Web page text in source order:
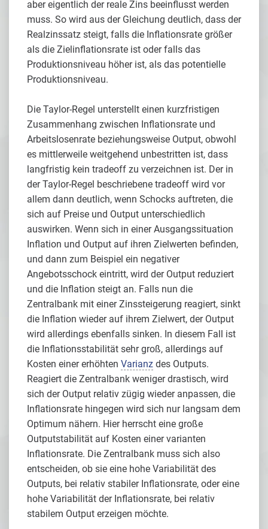
aber eigentlich der reale Zins beeinflusst werden
muss. So wird aus der Gleichung deutlich, dass der
Realzinssatz steigt, falls die Inflationsrate größer
als die Zielinflationsrate ist oder falls das
Produktionsniveau höher ist, als das potentielle
Produktionsniveau.
Die Taylor-Regel unterstellt einen kurzfristigen
Zusammenhang zwischen Inflationsrate und
Arbeitslosenrate beziehungsweise Output, obwohl
es mittlerweile weitgehend unbestritten ist, dass
langfristig kein tradeoff zu verzeichnen ist. Der in
der Taylor-Regel beschriebene tradeoff wird vor
allem dann deutlich, wenn Schocks auftreten, die
sich auf Preise und Output unterschiedlich
auswirken. Wenn sich in einer Ausgangssituation
Inflation und Output auf ihren Zielwerten befinden,
und dann zum Beispiel ein negativer
Angebotsschock eintritt, wird der Output reduziert
und die Inflation steigt an. Falls nun die
Zentralbank mit einer Zinssteigerung reagiert, sinkt
die Inflation wieder auf ihrem Zielwert, der Output
wird allerdings ebenfalls sinken. In diesem Fall ist
die Inflationsstabilität sehr groß, allerdings auf
Kosten einer erhöhten Varianz des Outputs.
Reagiert die Zentralbank weniger drastisch, wird
sich der Output relativ zügig wieder anpassen, die
Inflationsrate hingegen wird sich nur langsam dem
Optimum nähern. Hier herrscht eine große
Outputstabilität auf Kosten einer varianten
Inflationsrate. Die Zentralbank muss sich also
entscheiden, ob sie eine hohe Variabilität des
Outputs, bei relativ stabiler Inflationsrate, oder eine
hohe Variabilität der Inflationsrate, bei relativ
stabilem Output erzeigen möchte.